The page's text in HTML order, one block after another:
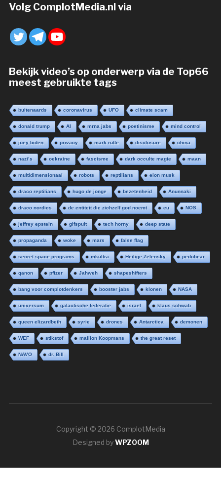
Volg ComplotMedia.nl via
Bekijk video’s op onderwerp via de Top66
meest gebruikte tags
buitenaards coronavirus UFO climate scam
donald trump AI mrna jabs poetinisme mind control
joey biden privacy mark rutte disclosure china
nazi’s oekraine fascisme dark occulte magie maan
multidimensionaal robots reptilians elon musk
draco reptilians hugo de jonge bezetenheid Anunnaki
draco nordics de entiteit die zichzelf god noemt eu NOS
jeffrey epstein gifspuit tech horny deep state
propaganda woke mars false flag
secret space programs mkultra Heilige Zelensky pedobear
qanon pfizer Jahweh shapeshifters
bang voor complotdenkers booster jabs klonen NASA
universum galactische federatie israel klaus schwab
queen elizardbeth syrie drones Antarctica demonen
WEF stikstof mallion Koopmans the great reset
NAVO dr. Bill
Copyright © 2026 ComplotMedia
Designed byWPZOOM